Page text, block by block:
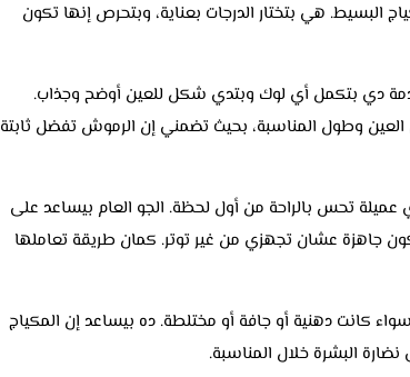
البسيط. هي بتختار الدرجات بعناية، وبتحرص إنها تكون
دي بتكمل أي لوك وبتدي شكل للعين أوضح وجذاب.
وطول المناسبة، بحيث تضمني إن الرموش تفضل ثابتة
تحس بالراحة من أول لحظة. الجو العام بيساعد على
جاهزة عشان تجهزي من غير توتر. كمان طريقة تعاملها
كانت دهنية أو جافة أو مختلطة. ده بيساعد إن المكياج
البشرة خلال المناسبة.